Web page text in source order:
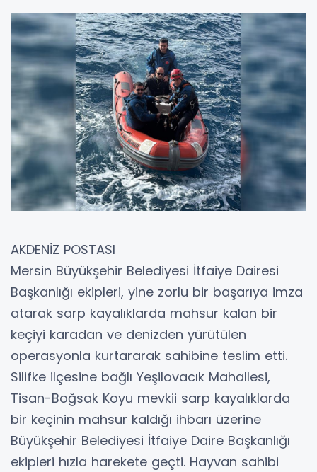
AKDENİZ POSTASI
Mersin Büyükşehir Belediyesi İtfaiye Dairesi
Başkanlığı ekipleri, yine zorlu bir başarıya imza
atarak sarp kayalıklarda mahsur kalan bir
keçiyi karadan ve denizden yürütülen
operasyonla kurtararak sahibine teslim etti.
Silifke ilçesine bağlı Yeşilovacık Mahallesi,
Tisan-Boğsak Koyu mevkii sarp kayalıklarda
bir keçinin mahsur kaldığı ihbarı üzerine
Büyükşehir Belediyesi İtfaiye Daire Başkanlığı
ekipleri hızla harekete geçti. Hayvan sahibi